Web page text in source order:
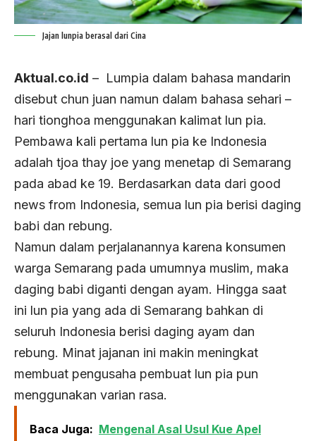
Jajan lunpia berasal dari Cina
Aktual.co.id – Lumpia dalam bahasa mandarin
disebut chun juan namun dalam bahasa sehari –
hari tionghoa menggunakan kalimat lun pia.
Pembawa kali pertama lun pia ke Indonesia
adalah tjoa thay joe yang menetap di Semarang
pada abad ke 19. Berdasarkan data dari good
news from Indonesia, semua lun pia berisi daging
babi dan rebung.
Namun dalam perjalanannya karena konsumen
warga Semarang pada umumnya muslim, maka
daging babi diganti dengan ayam. Hingga saat
ini lun pia yang ada di Semarang bahkan di
seluruh Indonesia berisi daging ayam dan
rebung. Minat jajanan ini makin meningkat
membuat pengusaha pembuat lun pia pun
menggunakan varian rasa.
Baca Juga: Mengenal Asal Usul Kue Apel